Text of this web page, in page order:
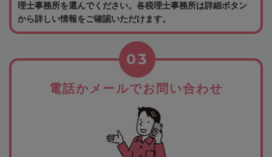
理士事務所を選んでください。各税理士事務所は詳細ボタン
から詳しい情報をご確認いただけます。
電話かメールでお問い合わせ
03